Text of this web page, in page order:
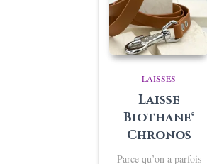
LAISSES
Laisse
Biothane®
Chronos
Parce qu’on a parfois